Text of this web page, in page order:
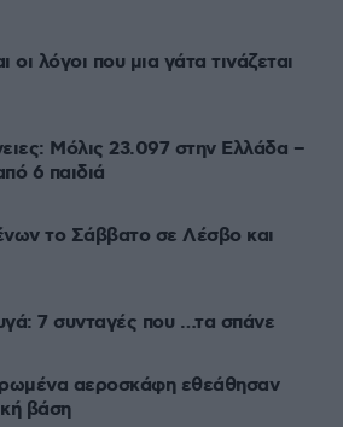
οι λόγοι που μια γάτα τινάζεται
Μόλις 23.097 στην Ελλάδα –
6 παιδιά
το Σάββατο σε Λέσβο και
7 συνταγές που …τα σπάνε
αεροσκάφη εθεάθησαν
βάση